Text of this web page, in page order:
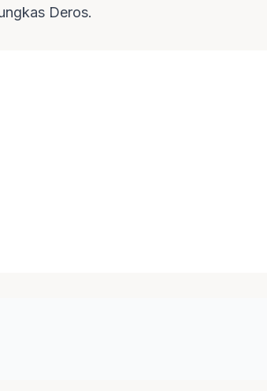
Deros.